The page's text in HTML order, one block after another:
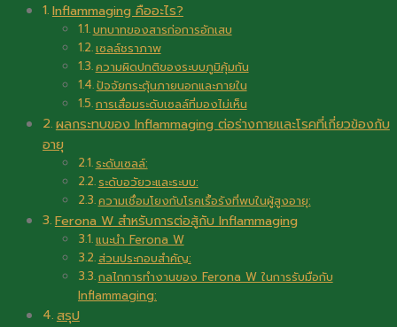
Inflammaging คืออะไร?
บทบาทของสารก่อการอักเสบ
เซลล์ชราภาพ
ความผิดปกติของระบบภูมิคุ้มกัน
ปัจจัยกระตุ้นภายนอกและภายใน
การเสื่อมระดับเซลล์ที่มองไม่เห็น
ผลกระทบของ Inflammaging ต่อร่างกายและโรคที่เกี่ยวข้องกับ
อายุ
ระดับเซลล์:
ระดับอวัยวะและระบบ:
ความเชื่อมโยงกับโรคเรื้อรังที่พบในผู้สูงอายุ:
Ferona W สำหรับการต่อสู้กับ Inflammaging
แนะนำ Ferona W
ส่วนประกอบสำคัญ:
กลไกการทำงานของ Ferona W ในการรับมือกับ
Inflammaging:
สรุป